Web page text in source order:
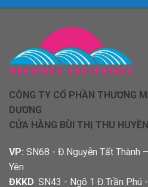
CÔNG TY CỔ PHẦN THƯƠNG
DƯƠNG
CỬA HÀNG BÙI THỊ THU HUYỀN
VP: SN68 - Đ.Nguyễn Tất Thành
Yên
ĐKKD: SN43 - Ngõ 1 Đ.Trần Phú